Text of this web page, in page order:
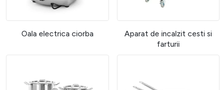
Oala electrica ciorba
Aparat de incalzit cesti si
farturii